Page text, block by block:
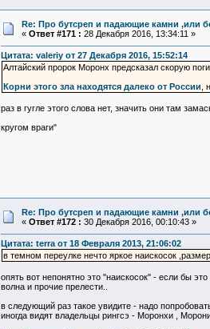
Re: Про бутсреп и падающие камни ,или
« Ответ #171 : 28 Декабря 2016, 13:34:11 »
Цитата: valeriy от 27 Декабря 2016, 15:52:14
Алтайский пророк Моронх предсказал скорую
Корни этого зла находятся далеко от России ,
раз в гугле этого слова нет, значить они там
кругом враги"
Re: Про бутсреп и падающие камни ,или
« Ответ #172 : 30 Декабря 2016, 00:10:43 »
Цитата: terra от 18 Февраля 2013, 21:06:02
в темном переулке нечто яркое наискосок
опять вот непонятно это "наискосок" - если бы
волна и прочие прелести..
в следующий раз такое увидите - надо
иногда видят владельцы рингсэ - Моронхи ,